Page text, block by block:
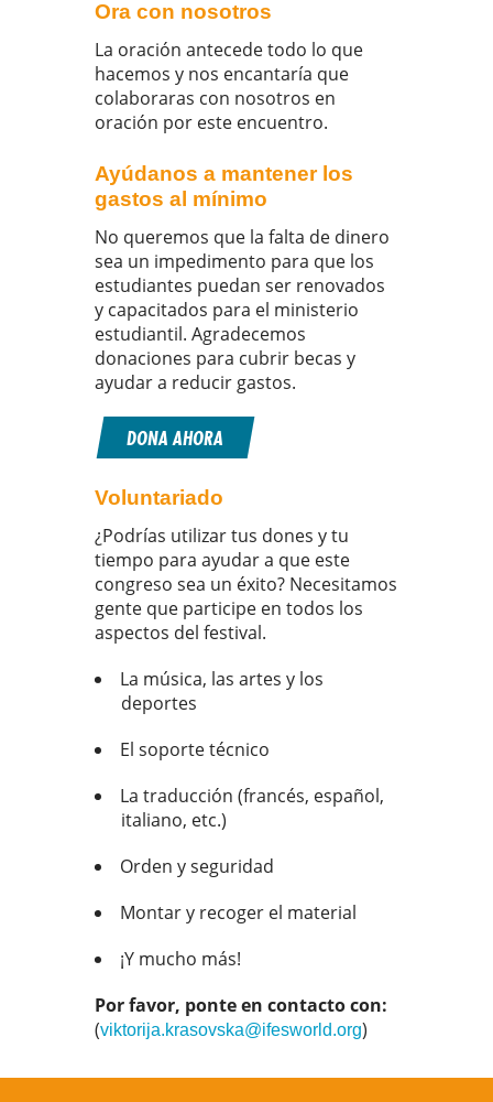
Ora con nosotros
La oración antecede todo lo que
hacemos y nos encantaría que
colaboraras con nosotros en
oración por este encuentro.
Ayúdanos a mantener los
gastos al mínimo
No queremos que la falta de dinero
sea un impedimento para que los
estudiantes puedan ser renovados
y capacitados para el ministerio
estudiantil. Agradecemos
donaciones para cubrir becas y
ayudar a reducir gastos.
DONA AHORA
Voluntariado
¿Podrías utilizar tus dones y tu
tiempo para ayudar a que este
congreso sea un éxito? Necesitamos
gente que participe en todos los
aspectos del festival.
La música, las artes y los
deportes
El soporte técnico
La traducción (francés, español,
italiano, etc.)
Orden y seguridad
Montar y recoger el material
¡Y mucho más!
Por favor, ponte en contacto con:
(viktorija.krasovska@ifesworld.org)